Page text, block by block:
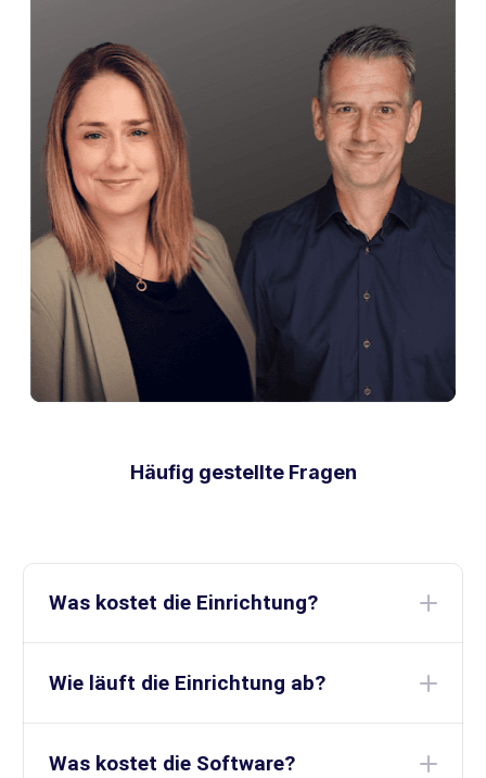
Häufig gestellte Fragen
Was kostet die Einrichtung?
Wie läuft die Einrichtung ab?
Was kostet die Software?